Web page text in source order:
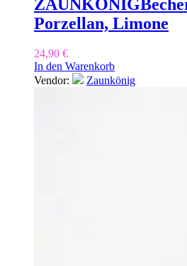
ZAUNKÖNIG
Porzellan, Limone
24,90 €
In den Warenkorb
Vendor:
Zaunkönig